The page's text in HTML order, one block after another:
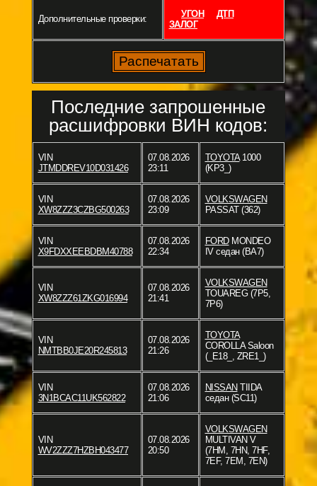
Дополнительные проверки: УГОН
ДТП
ЗАЛОГ
Последние запрошенные
расшифровки ВИН кодов:
VIN
JTMDDREV10D031426
07.08.2026
23:11
TOYOTA1000
(KP3_)
VIN
XW8ZZZ3CZBG500263
07.08.2026
23:09
VOLKSWAGEN
PASSAT (362)
VIN
X9FDXXEEBDBM40788
07.08.2026
22:34
FORDMONDEO
IV седан (BA7)
VIN
XW8ZZZ61ZKG016994
07.08.2026
21:41
VOLKSWAGEN
TOUAREG (7P5,
7P6)
VIN
NMTBB0JE20R245813
07.08.2026
21:26
TOYOTA
COROLLA Saloon
(_E18_, ZRE1_)
VIN
3N1BCAC11UK562822
07.08.2026
21:06
NISSAN TIIDA
седан (SC11)
VIN
WV2ZZZ7HZBH043477
07.08.2026
20:50
VOLKSWAGEN
MULTIVAN V
(7HM, 7HN, 7HF,
7EF, 7EM, 7EN)